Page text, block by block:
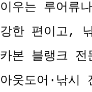
이우는 루어류
강한 편이고,
카본 블랭크
아웃도어·낚시